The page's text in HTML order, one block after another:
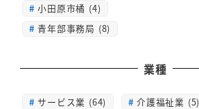
小田原市橘 (4)
青年部事務局 (8)
業種
サービス業 (64) 介護福祉業 (5)